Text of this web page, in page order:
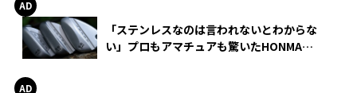
「ステンレスなのは言われないとわからな
い」プロもアマチュアも驚いたHONMA